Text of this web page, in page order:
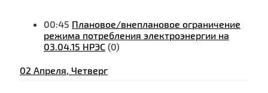
00:45 Плановое/внеплановое ограничение
режима потребления электроэнергии на
03.04.15 НРЭС (0)
02 Апреля, Четверг